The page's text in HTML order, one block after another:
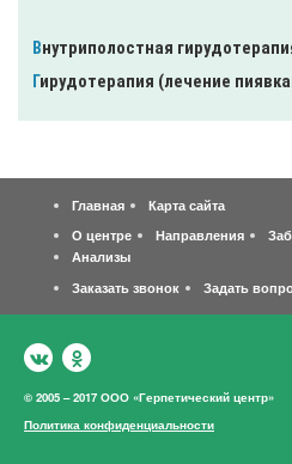
Внутриполостная
Гирудотерапия (лечение
Главная
Карта сайта
О центре
Направления
Анализы
Заказать звонок
Задать
© 2005 – 2017 ООО «Герпетический центр»
Политика конфиденциальности